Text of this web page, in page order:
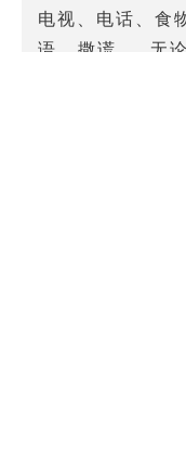
电视、电话、食
语、撒谎……无